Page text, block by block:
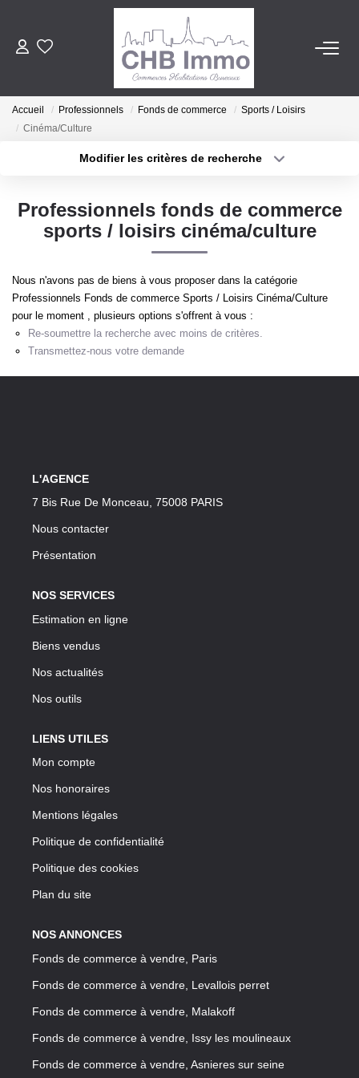
ESTIMATION
LOCATIONS
NOTRE AGENCE
Notre Lexique
Accueil Professionnels Fonds de commerce
Sports / Loisirs
Cinéma/Culture
Modifier les critères de recherche
Type de bien
Budget max Plus de critères
Professionnels fonds de commerce
sports / loisirs cinéma/culture
Nous n'avons pas de biens à vous proposer dans la catégorie
Professionnels Fonds de commerce Sports / Loisirs Cinéma/Culture
pour le moment , plusieurs options s'offrent à vous :
Re-soumettre la recherche avec moins de critères.
Transmettez-nous votre demande
L'AGENCE
7 Bis Rue De Monceau, 75008 PARIS
Nous contacter
Présentation
NOS SERVICES
Estimation en ligne
Biens vendus
Nos actualités
Nos outils
LIENS UTILES
Mon compte
Nos honoraires
Mentions légales
Politique de confidentialité
Politique des cookies
Plan du site
NOS ANNONCES
Fonds de commerce à vendre, Paris
Fonds de commerce à vendre, Levallois perret
Fonds de commerce à vendre, Malakoff
Fonds de commerce à vendre, Issy les moulineaux
Fonds de commerce à vendre, Asnieres sur seine